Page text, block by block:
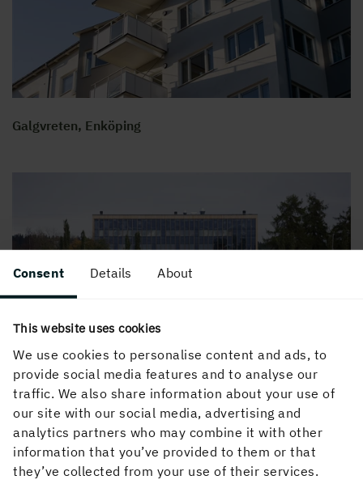
Consent Details About
This website uses cookies
We use cookies to personalise content and ads, to
provide social media features and to analyse our
traffic. We also share information about your use of
our site with our social media, advertising and
analytics partners who may combine it with other
information that you’ve provided to them or that
they’ve collected from your use of their services.
Galgvreten, Enköping
Stadshotellet, Skellefteå